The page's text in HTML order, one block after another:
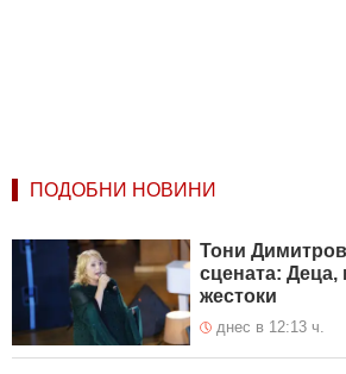
ПОДОБНИ НОВИНИ
Тони
сцената: Деца,
жестоки
днес в 12:13 ч.